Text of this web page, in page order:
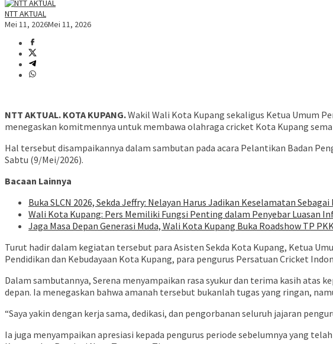
NTT AKTUAL
Mei 11, 2026Mei 11, 2026
NTT AKTUAL. KOTA KUPANG.Wakil Wali Kota Kupang sekaligus Ketua Umum
menegaskan komitmennya untuk membawa olahraga cricket Kota Kupang
Hal tersebut disampaikannya dalam sambutan pada acara Pelantikan Badan
Sabtu (9/Mei/2026).
Bacaan Lainnya
Buka SLCN 2026, Sekda Jeffry: Nelayan Harus Jadikan Keselamatan
Wali Kota Kupang: Pers Memiliki Fungsi Penting dalam Penyebar Luasan
Jaga Masa Depan Generasi Muda, Wali Kota Kupang Buka Roadshow TP
Turut hadir dalam kegiatan tersebut para Asisten Sekda Kota Kupang, Ketua
Pendidikan dan Kebudayaan Kota Kupang, para pengurus Persatuan Cricket
Dalam sambutannya, Serena menyampaikan rasa syukur dan terima kasih atas
depan. Ia menegaskan bahwa amanah tersebut bukanlah tugas yang ringan,
“Saya yakin dengan kerja sama, dedikasi, dan pengorbanan seluruh jajaran
Ia juga menyampaikan apresiasi kepada pengurus periode sebelumnya yang